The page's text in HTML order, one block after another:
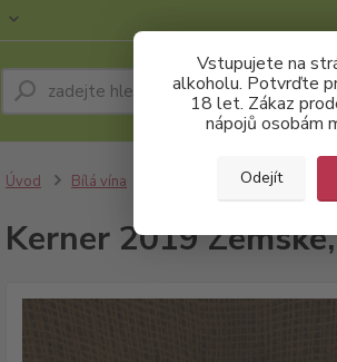
Vstupujete na
alkoholu. Potvrďte
18 let. Zákaz
nápojů osobám
Odejít
Úvod Bílá vína Kerner 2019 Zemské,
Kerner 2019